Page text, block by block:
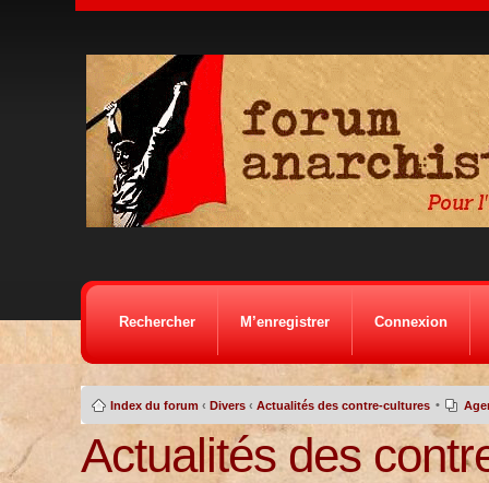
Rechercher M’enregistrer Connexion
Index du forum ‹ Divers ‹ Actualités des contre-cultures •
Actualités des